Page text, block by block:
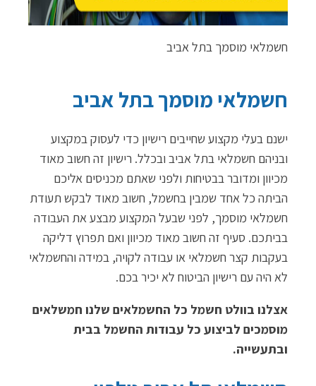
חשמלאי מוסמך בתל אביב
חשמלאי מוסמך בתל אביב
ישנם בעלי מקצוע שחייבים רישיון כדי לעסוק במקצוע
ובניהם חשמלאי בתל אביב ובכלל. רישיון זה חשוב מאוד
מכיוון ומדובר בבטיחות ולפני שאתם מכניסים אליכם
הביתה כל אחד שמבין בחשמל, חשוב מאוד לבקש תעודת
חשמלאי מוסמך, לפני שבעל המקצוע מבצע את העבודה
בביתכם. סעיף זה חשוב מאוד מכיוון ואם תפרוץ דליקה
בעקבות קצר חשמלאי או עבודה לקויה, במידה והחשמלאי
לא היה עם רישיון הביטוח לא יכיר בכם.
אצלנו בוולט חשמל כל החשמלאים שלנו חמשלאים
מוסמכים לביצוע כל עבודות החשמל בבית
ובתעשייה.